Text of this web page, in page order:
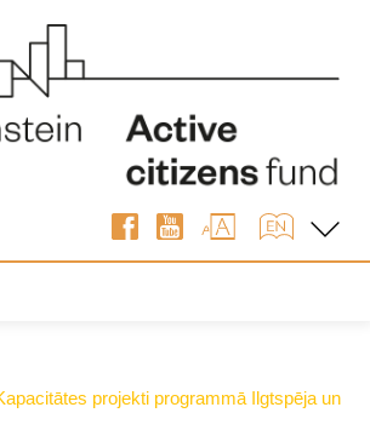
projekti programmā Ilgtspēja un